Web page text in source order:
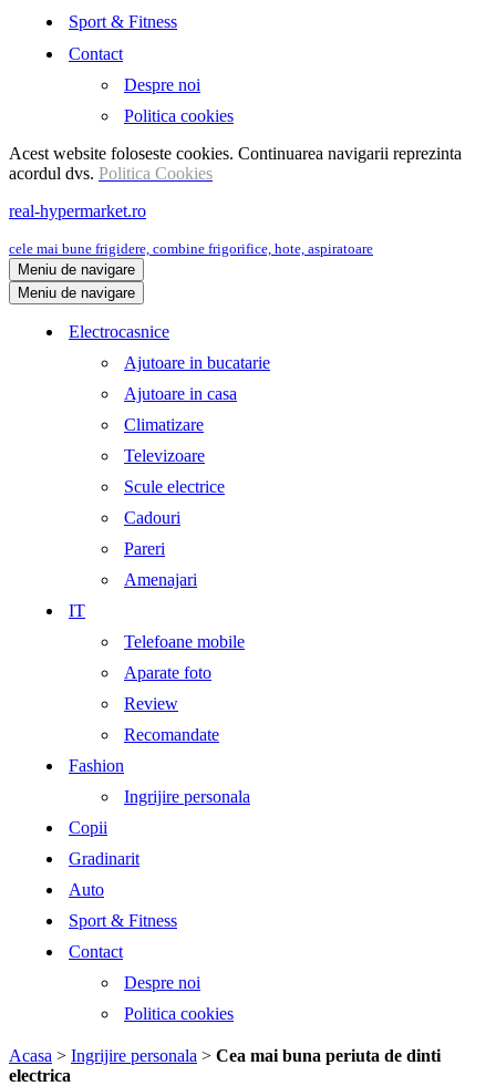
Sport & Fitness
Contact
Despre noi
Politica cookies
Acest website foloseste cookies. Continuarea navigarii reprezinta
acordul dvs. Politica Cookies
real-hypermarket.ro
cele mai bune frigidere, combine frigorifice, hote, aspiratoare
Meniu de navigare
Meniu de navigare
Electrocasnice
Ajutoare in bucatarie
Ajutoare in casa
Climatizare
Televizoare
Scule electrice
Cadouri
Pareri
Amenajari
IT
Telefoane mobile
Aparate foto
Review
Recomandate
Fashion
Ingrijire personala
Copii
Gradinarit
Auto
Sport & Fitness
Contact
Despre noi
Politica cookies
Acasa > Ingrijire personala > Cea mai buna periuta de dinti
electrica